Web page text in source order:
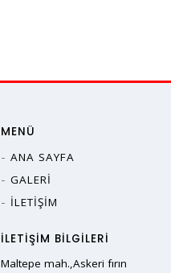
MENÜ
ANA SAYFA
GALERI
İLETIŞIM
İLETIŞIM BILGILERI
Maltepe mah.,Askeri fırın